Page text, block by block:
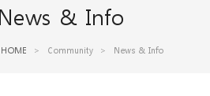
News & Info
HOME > Community > News & Info